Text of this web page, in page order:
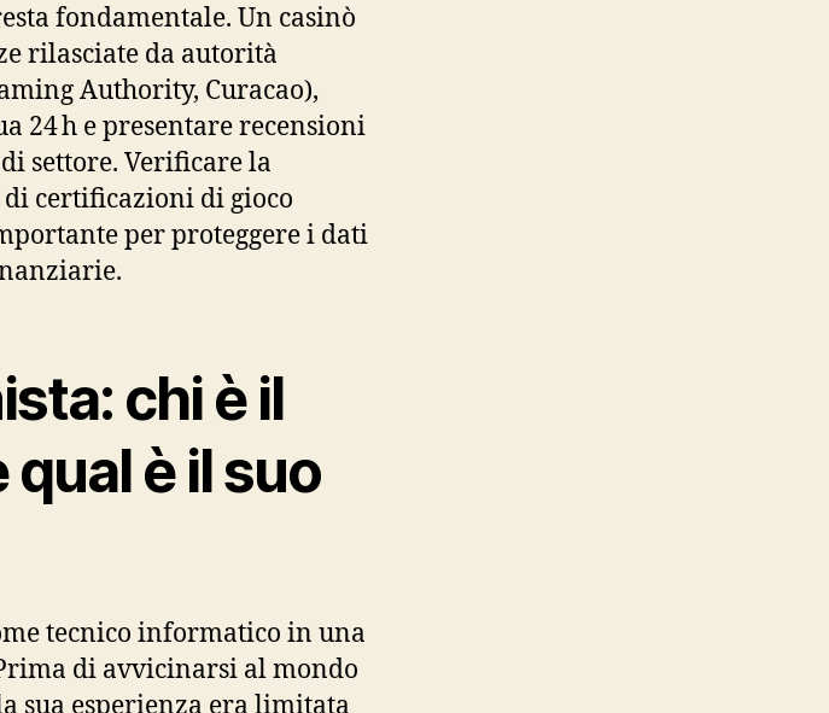
fondamentale. Un casinò
rilasciate da autorità
Authority, Curacao),
24 h e presentare recensioni
settore. Verificare la
di certificazioni di gioco
per proteggere i dati
chi è il
qual è il suo
tecnico informatico in una
di avvicinarsi al mondo